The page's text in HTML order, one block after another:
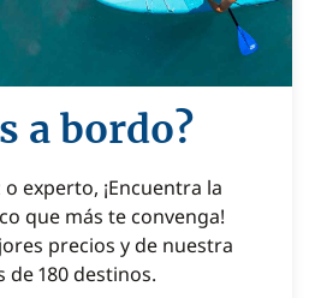
a bordo?
experto, ¡Encuentra la
que más te convenga!
precios y de nuestra
de 180 destinos.